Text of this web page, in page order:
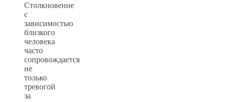
Столкновение
с
зависимостью
близкого
человека
часто
сопровождается
не
только
тревогой
за